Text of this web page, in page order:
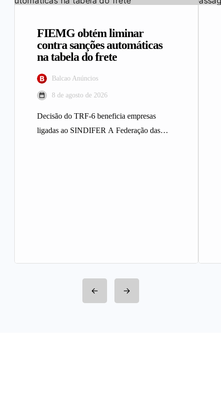
FIEMG obtém liminar
contra sanções automáticas
na tabela do frete
Balcao Anúncios
8 de agosto de 2026
Decisão do TRF-6 beneficia empresas
ligadas ao SINDIFER A Federação das